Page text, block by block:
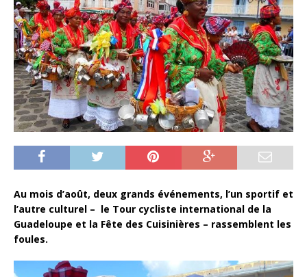
Au mois d’août, deux grands événements, l’un sportif et
l’autre culturel – le Tour cycliste international de la
Guadeloupe et la Fête des Cuisinières – rassemblent les
foules.